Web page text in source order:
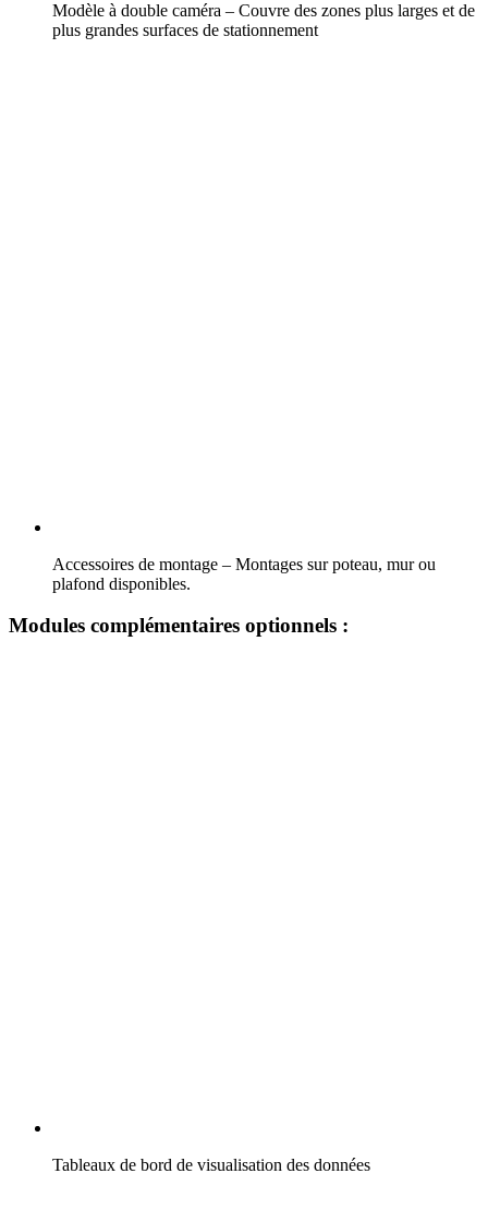
Modèle à double caméra – Couvre des zones plus larges et de
plus grandes surfaces de stationnement
Accessoires de montage – Montages sur poteau, mur ou
plafond disponibles.
Modules complémentaires optionnels :
Tableaux de bord de visualisation des données